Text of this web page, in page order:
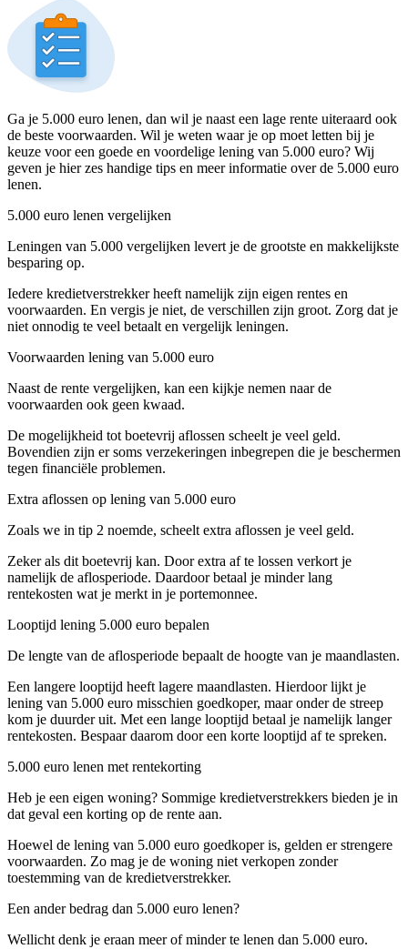
Ga je 5.000 euro lenen, dan wil je naast een lage rente uiteraard ook
de beste voorwaarden. Wil je weten waar je op moet letten bij je
keuze voor een goede en voordelige lening van 5.000 euro? Wij
geven je hier zes handige tips en meer informatie over de 5.000 euro
lenen.
5.000 euro lenen vergelijken
Leningen van 5.000 vergelijken levert je de grootste en makkelijkste
besparing op.
Iedere kredietverstrekker heeft namelijk zijn eigen rentes en
voorwaarden. En vergis je niet, de verschillen zijn groot. Zorg dat je
niet onnodig te veel betaalt en vergelijk leningen.
Voorwaarden lening van 5.000 euro
Naast de rente vergelijken, kan een kijkje nemen naar de
voorwaarden ook geen kwaad.
De mogelijkheid tot boetevrij aflossen scheelt je veel geld.
Bovendien zijn er soms verzekeringen inbegrepen die je beschermen
tegen financiële problemen.
Extra aflossen op lening van 5.000 euro
Zoals we in tip 2 noemde, scheelt extra aflossen je veel geld.
Zeker als dit boetevrij kan. Door extra af te lossen verkort je
namelijk de aflosperiode. Daardoor betaal je minder lang
rentekosten wat je merkt in je portemonnee.
Looptijd lening 5.000 euro bepalen
De lengte van de aflosperiode bepaalt de hoogte van je maandlasten.
Een langere looptijd heeft lagere maandlasten. Hierdoor lijkt je
lening van 5.000 euro misschien goedkoper, maar onder de streep
kom je duurder uit. Met een lange looptijd betaal je namelijk langer
rentekosten. Bespaar daarom door een korte looptijd af te spreken.
5.000 euro lenen met rentekorting
Heb je een eigen woning? Sommige kredietverstrekkers bieden je in
dat geval een korting op de rente aan.
Hoewel de lening van 5.000 euro goedkoper is, gelden er strengere
voorwaarden. Zo mag je de woning niet verkopen zonder
toestemming van de kredietverstrekker.
Een ander bedrag dan 5.000 euro lenen?
Wellicht denk je eraan meer of minder te lenen dan 5.000 euro.